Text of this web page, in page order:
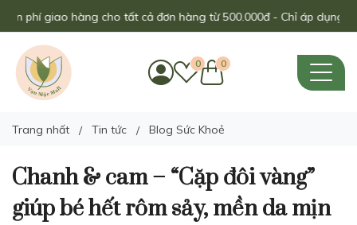
phí giao hàng cho tất cả đơn hàng từ 500.000đ - Chỉ áp dụng
0 0
Trang nhất Tin tức Blog Sức Khoẻ
Chanh & cam – “Cặp đôi vàng”
giúp bé hết rôm sảy, mền da mịn